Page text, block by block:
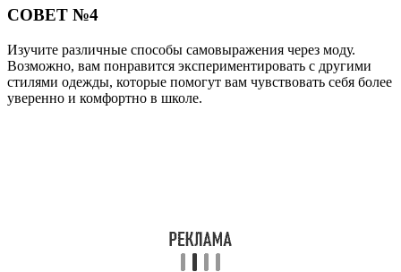
СОВЕТ №4
Изучите различные способы самовыражения через моду.
Возможно, вам понравится экспериментировать с другими
стилями одежды, которые помогут вам чувствовать себя более
уверенно и комфортно в школе.